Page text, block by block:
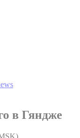
в Гяндже